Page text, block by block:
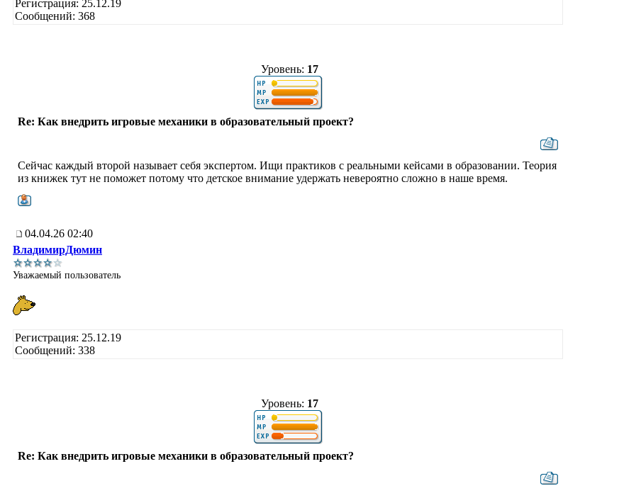
Регистрация: 25.12.19
Сообщений: 368
Уровень: 17
Re: Как внедрить игровые механики в образовательный проект?
Сейчас каждый второй называет себя экспертом. Ищи практиков с реальными кейсами в образовании. Теория
из книжек тут не поможет потому что детское внимание удержать невероятно сложно в наше время.
04.04.26 02:40
ВладимирДюмин
Уважаемый пользователь
Регистрация: 25.12.19
Сообщений: 338
Уровень: 17
Re: Как внедрить игровые механики в образовательный проект?